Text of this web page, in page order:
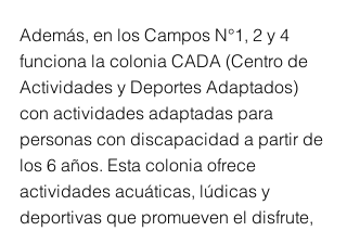
Además, en los Campos N°1, 2 y 4
funciona la colonia CADA (Centro de
Actividades y Deportes Adaptados)
con actividades adaptadas para
personas con discapacidad a partir de
los 6 años. Esta colonia ofrece
actividades acuáticas, lúdicas y
deportivas que promueven el disfrute,